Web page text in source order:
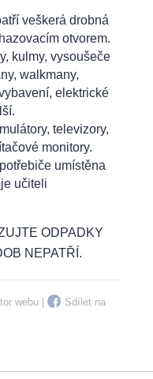
veškerá drobná
otvorem.
kulmy, vysoušeče
walkmany,
elektrické
televizory,
monitory.
umístěna
učiteli
ODPADKY
NEPATŘÍ.
webu
Sdílet na